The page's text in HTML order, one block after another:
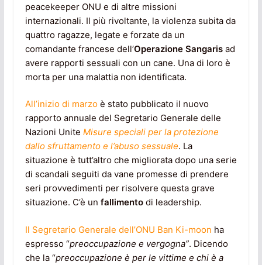
peacekeeper ONU e di altre missioni
internazionali. Il più rivoltante, la violenza subita da
quattro ragazze, legate e forzate da un
comandante francese dell’Operazione Sangarisad
avere rapporti sessuali con un cane. Una di loro è
morta per una malattia non identificata.
All’inizio di marzoè stato pubblicato il nuovo
rapporto annuale del Segretario Generale delle
Nazioni Unite Misure speciali per la protezione
dallo sfruttamento e l’abuso sessuale. La
situazione è tutt’altro che migliorata dopo una serie
di scandali seguiti da vane promesse di prendere
seri provvedimenti per risolvere questa grave
situazione. C’è un fallimentodi leadership.
Il Segretario Generale dell’ONU Ban Ki-moon ha
espresso “preoccupazione e vergogna”. Dicendo
che la “preoccupazione è per le vittime e chi è a